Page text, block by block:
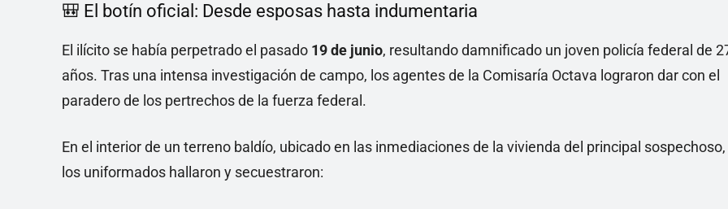
🎒 El botín oficial: Desde esposas hasta indumentaria
El ilícito se había perpetrado el pasado 19 de junio, resultando damnificado un joven policía federal de
años. Tras una intensa investigación de campo, los agentes de la Comisaría Octava lograron dar con el
paradero de los pertrechos de la fuerza federal.
En el interior de un terreno baldío, ubicado en las inmediaciones de la vivienda del principal sospechoso,
los uniformados hallaron y secuestraron: